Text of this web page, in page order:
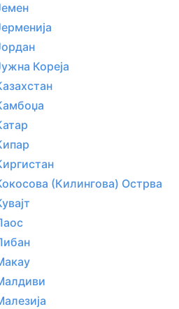
Кореја
(Килингова) Острва